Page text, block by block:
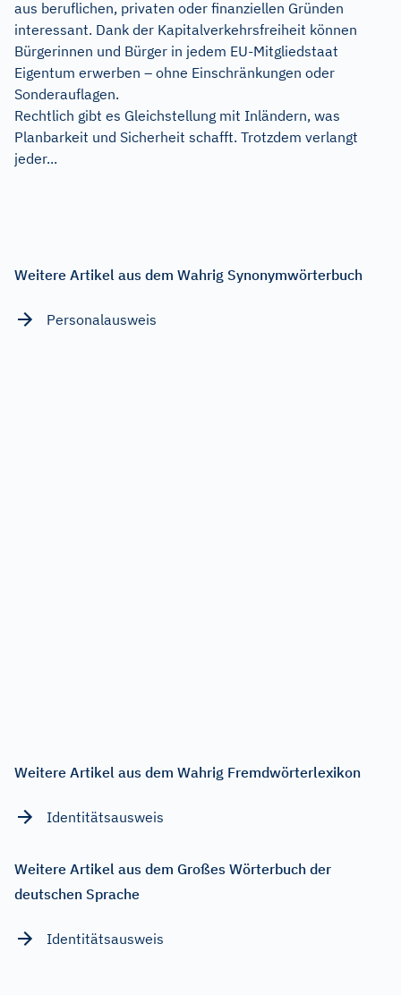
aus beruflichen, privaten oder finanziellen Gründen
interessant. Dank der Kapitalverkehrsfreiheit können
Bürgerinnen und Bürger in jedem EU-Mitgliedstaat
Eigentum erwerben – ohne Einschränkungen oder
Sonderauflagen.
Rechtlich gibt es Gleichstellung mit Inländern, was
Planbarkeit und Sicherheit schafft. Trotzdem verlangt
jeder...
Weitere Artikel aus dem Wahrig Synonymwörterbuch
Personalausweis
Weitere Artikel aus dem Wahrig Fremdwörterlexikon
Identitätsausweis
Weitere Artikel aus dem Großes Wörterbuch der
deutschen Sprache
Identitätsausweis